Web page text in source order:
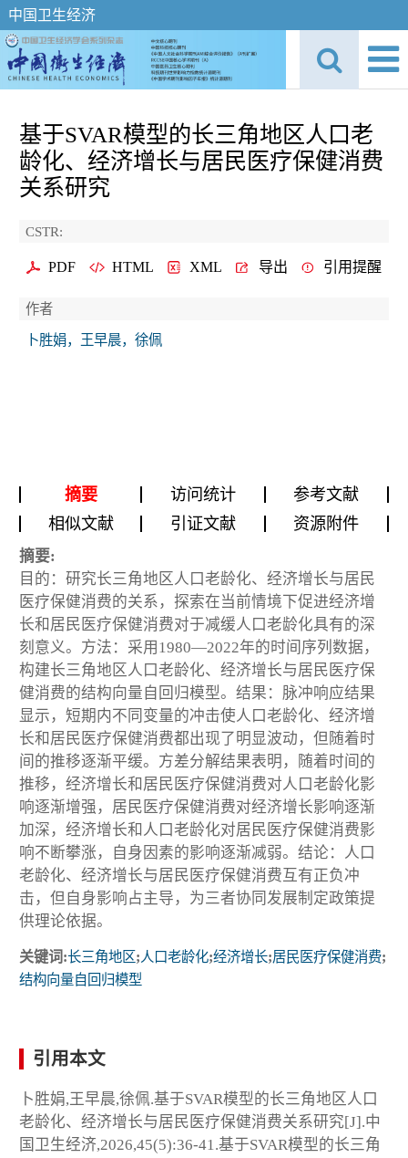
中国卫生经济
基于SVAR模型的长三角地区人口老
龄化、经济增长与居民医疗保健消费
关系研究
CSTR:
PDF HTML XML 导出 引用提醒
作者
卜胜娟，王早晨，徐佩
摘要 访问统计
参考文献
相似文献
引证文献 资源附件
摘要:
目的：研究长三角地区人口老龄化、经济增长与居民
医疗保健消费的关系，探索在当前情境下促进经济增
长和居民医疗保健消费对于减缓人口老龄化具有的深
刻意义。方法：采用1980—2022年的时间序列数据，
构建长三角地区人口老龄化、经济增长与居民医疗保
健消费的结构向量自回归模型。结果：脉冲响应结果
显示，短期内不同变量的冲击使人口老龄化、经济增
长和居民医疗保健消费都出现了明显波动，但随着时
间的推移逐渐平缓。方差分解结果表明，随着时间的
推移，经济增长和居民医疗保健消费对人口老龄化影
响逐渐增强，居民医疗保健消费对经济增长影响逐渐
加深，经济增长和人口老龄化对居民医疗保健消费影
响不断攀涨，自身因素的影响逐渐减弱。结论：人口
老龄化、经济增长与居民医疗保健消费互有正负冲
击，但自身影响占主导，为三者协同发展制定政策提
供理论依据。
关键词:长三角地区;人口老龄化;经济增长;居民医疗保健消费;
结构向量自回归模型
引用本文
卜胜娟,王早晨,徐佩.基于SVAR模型的长三角地区人口
老龄化、经济增长与居民医疗保健消费关系研究[J].中
国卫生经济,2026,45(5):36-41.基于SVAR模型的长三角